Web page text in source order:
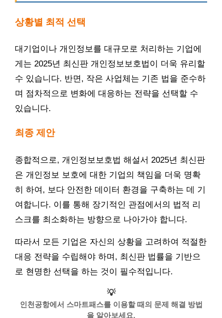
상황별 최적 선택
대기업이나 개인정보를 대규모로 처리하는 기업에
게는 2025년 최신판 개인정보보호법이 더욱 유리할
수 있습니다. 반면, 작은 사업체는 기존 법을 준수하
며 점차적으로 변화에 대응하는 전략을 선택할 수
있습니다.
최종 제안
종합적으로, 개인정보보호법 해설서 2025년 최신판
은 개인정보 보호에 대한 기업의 책임을 더욱 명확
히 하여, 보다 안전한 데이터 환경을 구축하는 데 기
여합니다. 이를 통해 장기적인 관점에서의 법적 리
스크를 최소화하는 방향으로 나아가야 합니다.
따라서 모든 기업은 자신의 상황을 고려하여 적절한
대응 전략을 수립해야 하며, 최신판 법률을 기반으
로 현명한 선택을 하는 것이 필수적입니다.
💡
인천공항에서 스마트패스를 이용할 때의 문제 해결 방법
을 알아보세요.